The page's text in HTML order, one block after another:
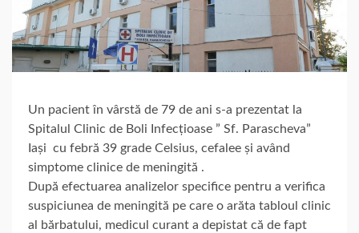
Un pacient în vârstă de 79 de ani s-a prezentat la
Spitalul Clinic de Boli Infecțioase ” Sf. Parascheva”
Iași cu febră 39 grade Celsius, cefalee și având
simptome clinice de meningită .
După efectuarea analizelor specifice pentru a verifica
suspiciunea de meningită pe care o arăta tabloul clinic
al bărbatului, medicul curant a depistat că de fapt